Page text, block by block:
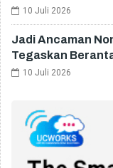
10 Juli 2026
Jadi Ancaman
Tegaskan
10 Juli 2026